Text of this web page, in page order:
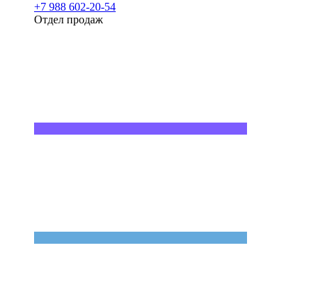
+7 988 602-20-54
Отдел продаж